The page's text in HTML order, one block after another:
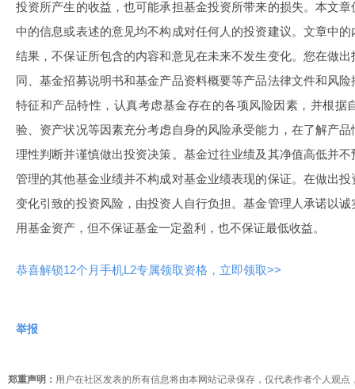
投资所产生的收益，也可能承担基金投资所带来的损失。本文
中的信息或表述的意见均不构成对任何人的投资建议。文章中
结果，不保证所包含的内容和意见在未来不发生变化。您在做
同、基金招募说明书和基金产品资料概要等产品法律文件和风
特征和产品特性，认真考虑基金存在的各项风险因素，并根据
验、资产状况等因素充分考虑自身的风险承受能力，在了解产
理性判断并谨慎做出投资决策。基金过往业绩及其净值高低并
管理的其他基金业绩并不构成对基金业绩表现的保证。在做出
变化引致的投资风险，由投资人自行负担。基金管理人承诺以
用基金资产，但不保证基金一定盈利，也不保证最低收益。
恭喜解锁12个月手机L2专属领取资格，立即领取>>
举报
郑重声明： 用户在社区发表的所有信息将由本网站记录保存，仅代表作者个人观